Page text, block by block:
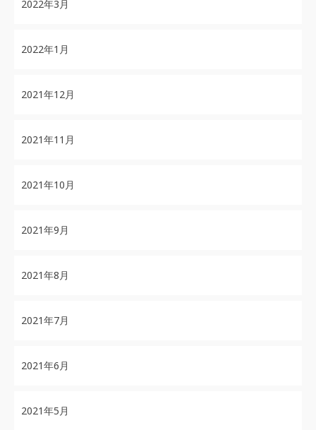
2022年3月
2022年1月
2021年12月
2021年11月
2021年10月
2021年9月
2021年8月
2021年7月
2021年6月
2021年5月